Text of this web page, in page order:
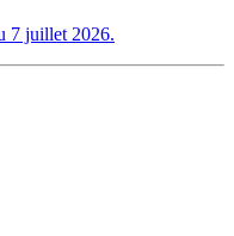
7 juillet 2026.